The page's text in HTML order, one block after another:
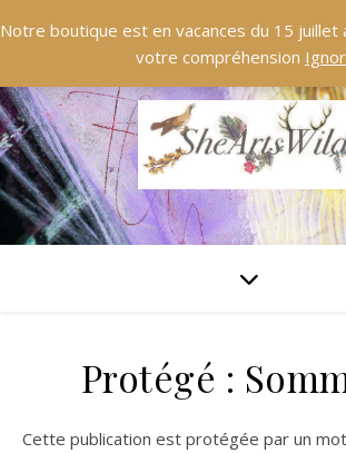
Notre boutique est en vacances du 15 juillet
votre compréhension
Protégé :
Cette publication est protégée par un